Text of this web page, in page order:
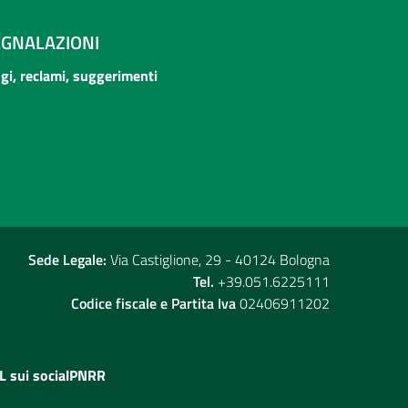
reclami, suggerimenti
Sede Legale: Via Castiglione, 29 - 40124 Bologna
Tel. +39.051.6225111
Codice fiscale e Partita Iva02406911202
sui socialPNRR